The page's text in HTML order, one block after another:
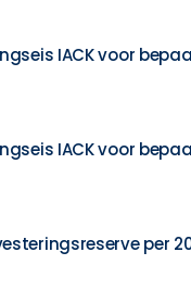
IACK voor
IACK voor
per